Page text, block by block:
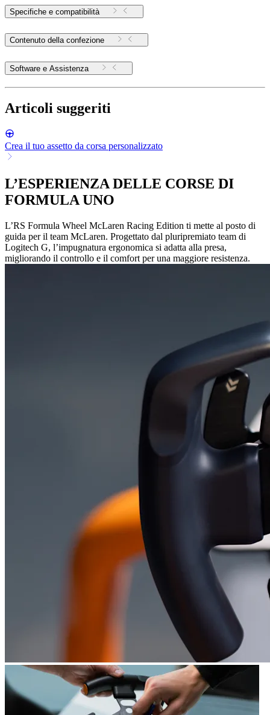
Specifiche e compatibilità
Contenuto della confezione
Software e Assistenza
Articoli suggeriti
Crea il tuo assetto da corsa personalizzato
L’ESPERIENZA DELLE CORSE DI
FORMULA UNO
L’RS Formula Wheel McLaren Racing Edition ti mette al posto di
guida per il team McLaren. Progettato dal pluripremiato team di
Logitech G, l’impugnatura ergonomica si adatta alla presa,
migliorando il controllo e il comfort per una maggiore resistenza.